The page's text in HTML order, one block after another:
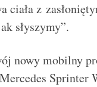
ciała z
słyszymy”.
nowy mobilny
Sprinter